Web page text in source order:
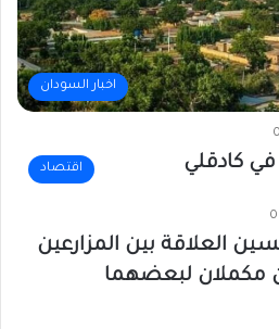
اخبار السودان
0
كادقلي اقتصاد
0
العلاقة بين المزارعين
مكملان لبعضهما